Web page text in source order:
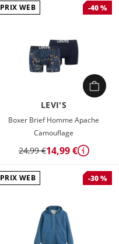
PRIX WEB -40 %
LEVI'S
Boxer Brief Homme Apache
Camouflage
24,99 €14,99 € Détails
PRIX WEB -30 %